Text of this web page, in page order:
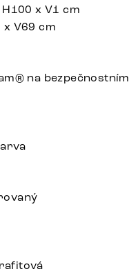
x V1 cm
x V69 cm
na bezpečnostním